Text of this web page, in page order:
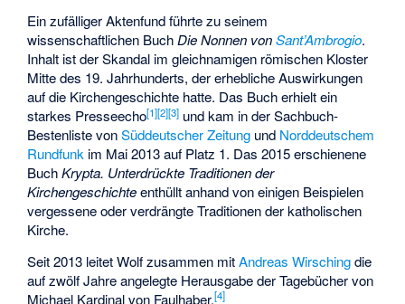
Ein zufälliger Aktenfund führte zu seinem
wissenschaftlichen BuchDie Nonnen vonSant’Ambrogio.
Inhalt ist der Skandal im gleichnamigen römischen Kloster
Mitte des 19. Jahrhunderts, der erhebliche Auswirkungen
auf die Kirchengeschichte hatte. Das Buch erhielt ein
starkes Presseecho[1][2][3] und kam in der Sachbuch-
Bestenliste vonSüddeutscher Zeitung und Norddeutschem
Rundfunk im Mai 2013 auf Platz 1. Das 2015 erschienene
BuchKrypta. Unterdrückte Traditionen der
Kirchengeschichteenthüllt anhand von einigen Beispielen
vergessene oder verdrängte Traditionen der katholischen
Kirche.
Seit 2013 leitet Wolf zusammen mitAndreas Wirschingdie
auf zwölf Jahre angelegte Herausgabe derTagebücher von
Michael Kardinal von Faulhaber.[4]